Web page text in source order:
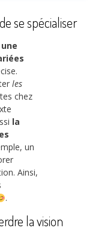
se spécialiser
une
les
chez
la
un
Ainsi,
.
la vision